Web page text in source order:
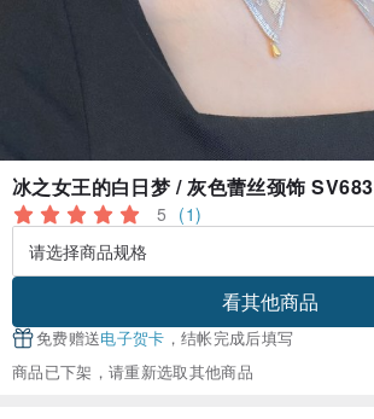
冰之女王的白日梦 / 灰色蕾丝颈饰 SV683
5 (1)
看其他商品
免费赠送电子贺卡 ，结帐完成后填写
商品已下架，请重新选取其他商品